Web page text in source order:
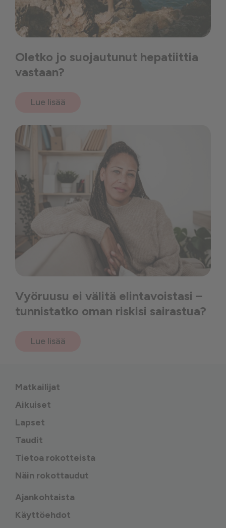
Oletko jo suojautunut hepatiittia
vastaan?
Lue lisää
Vyöruusu ei välitä elintavoistasi –
tunnistatko oman riskisi sairastua?
Lue lisää
Matkailijat
Aikuiset
Lapset
Taudit
Tietoa rokotteista
Näin rokottaudut
Ajankohtaista
Käyttöehdot